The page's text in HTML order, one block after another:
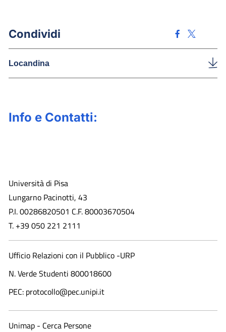
Condividi
Locandina
Info e Contatti:
Università di Pisa
Lungarno Pacinotti, 43
P.I. 00286820501 C.F. 80003670504
T. +39 050 221 2111
Ufficio Relazioni con il Pubblico -URP
N. Verde Studenti 800018600​
PEC: protocollo@pec.unipi.it
Unimap - Cerca Persone